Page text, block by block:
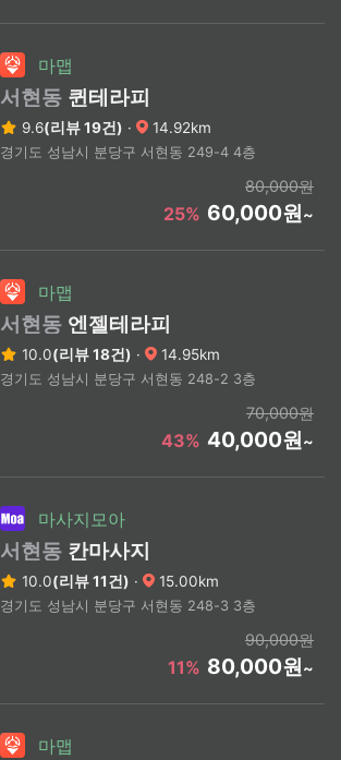
마맵
서현동 퀸테라피
9.6(리뷰 19건) · 14.92km
경기도 성남시 분당구 서현동 249-4 4층
80,000원
25% 60,000원~
마맵
서현동 엔젤테라피
10.0(리뷰 18건) · 14.95km
경기도 성남시 분당구 서현동 248-2 3층
70,000원
43% 40,000원~
마사지모아
서현동 칸마사지
10.0(리뷰 11건) · 15.00km
경기도 성남시 분당구 서현동 248-3 3층
90,000원
11% 80,000원~
마맵